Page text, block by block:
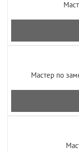
Мастер по